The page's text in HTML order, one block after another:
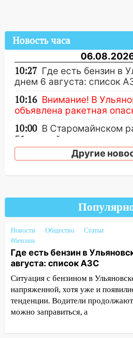
Новость часа
10:27 Где есть бензин в
днем 6 августа: список
10:16 Внимание! В
объявлена ракетная
10:00 В Старомайнском
51-летний мужчина
09:50 В Ульяновске
юному велосипедисту на
Чернышевского
08:21
В Заволжском
велосипеда
07:18 В Ульяновск идет
тридцатиградусная жара:
погода в четверг
06:00 Четыре года
юристы помогли
за плесень на стенах
Другие
Новости Общество
Статьи
#бензин
Где есть бензин в
августа: список АЗС
Ситуация с бензином в
напряженной, хотя уже и
тенденции. Водители
можно заправиться, а